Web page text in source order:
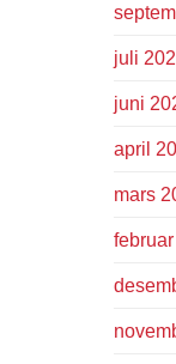
juli
juni
april
mars